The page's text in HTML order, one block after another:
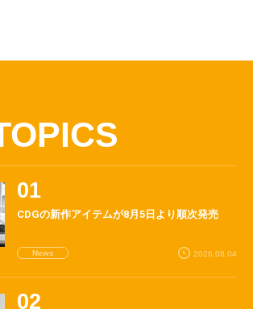
CDGの新作アイテムが8月5日より順次発売
News 2026.08.04